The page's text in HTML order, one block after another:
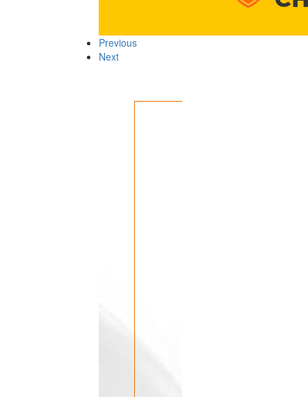
Previous
Next